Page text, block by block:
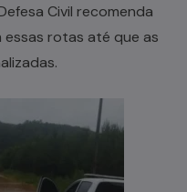
Civil recomenda
rotas até que as